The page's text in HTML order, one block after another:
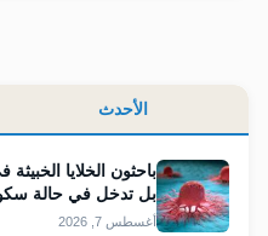
الأحدث
باحثون الخلايا
بل تدخل في حالة
أغسطس 7, 2026